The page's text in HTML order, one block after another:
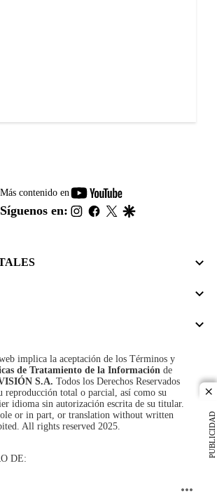
PUBLICIDAD
Más contenido en
youtube-
footer
Síguenos en: instagram
facebook
twitter
implica la aceptación de los Términos y
de Tratamiento de la Información de
S.A. Todos los Derechos Reservados
reproducción total o parcial, así como su
idioma sin autorización escrita de su titular.
or in part, or translation without written
All rights reserved 2025.
DE: